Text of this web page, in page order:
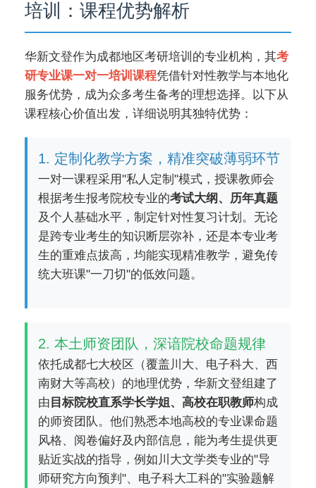
培训：课程优势解析
华新文登作为成都地区考研培训的专业机构，其考
研专业课一对一培训课程凭借针对性教学与本地化
服务优势，成为众多考生备考的理想选择。以下从
课程核心价值出发，详细说明其独特优势：
1. 定制化教学方案，精准突破薄弱环节
一对一课程采用"私人定制"模式，授课教师会
根据考生报考院校专业的考试大纲、历年真题
及个人基础水平，制定针对性复习计划。无论
是跨专业考生的知识断层弥补，还是本专业考
生的重难点拔高，均能实现精准教学，避免传
统大班课"一刀切"的低效问题。
2. 本土师资团队，深谙院校命题规律
依托成都七大校区（覆盖川大、电子科大、西
南财大等高校）的地理优势，华新文登组建了
由 目标院校直系学长学姐、高校在职教师构成
的师资团队。他们熟悉本地高校的专业课命题
风格、阅卷偏好及内部信息，能为考生提供更
贴近实战的指导，例如川大文学类专业的"导
师研究方向预判"、电子科大工科的"实验题解